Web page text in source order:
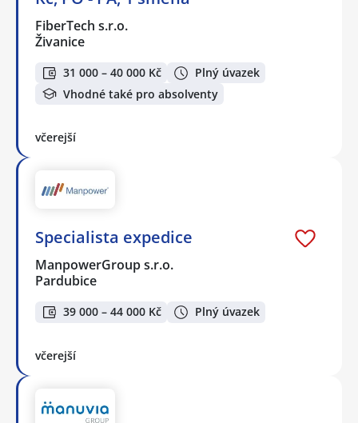
FiberTech s.r.o.
Živanice
31 000 – 40 000 Kč
Plný úvazek
Vhodné také pro absolventy
včerejší
Specialista expedice
ManpowerGroup s.r.o.
Pardubice
39 000 – 44 000 Kč Plný úvazek
včerejší